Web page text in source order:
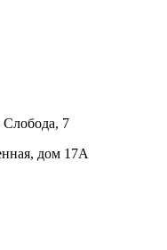
7
дом 17А